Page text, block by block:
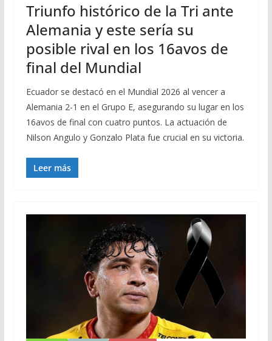
Triunfo histórico de la Tri ante
Alemania y este sería su
posible rival en los 16avos de
final del Mundial
Ecuador se destacó en el Mundial 2026 al vencer a
Alemania 2-1 en el Grupo E, asegurando su lugar en los
16avos de final con cuatro puntos. La actuación de
Nilson Angulo y Gonzalo Plata fue crucial en su victoria.
Leer más